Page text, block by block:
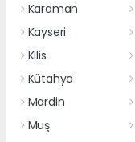
Karaman
Kayseri
Kilis
Kütahya
Mardin
Muş